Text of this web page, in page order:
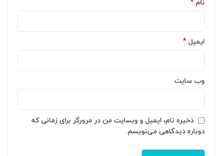
نام *
ایمیل *
وب‌ سایت
ذخیره نام، ایمیل و وبسایت من در مرورگر برای زمانی که
دوباره دیدگاهی می‌نویسم.